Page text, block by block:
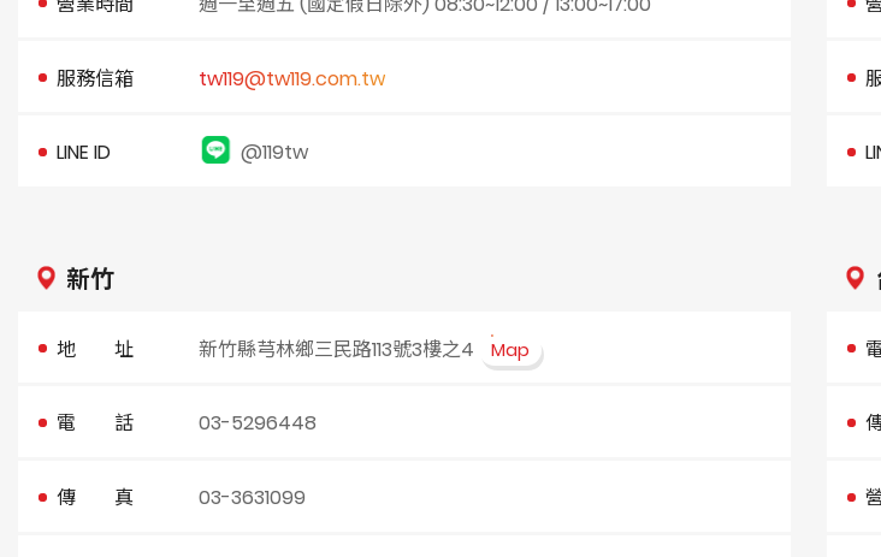
服務信箱 tw119@tw119.com.tw
LINE ID @119tw
新竹
地 址 新竹縣芎林鄉三民路113號3樓之4 Map
電 話 03-5296448
傳 真 03-3631099